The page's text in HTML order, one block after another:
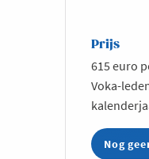
Prijs
615 euro
Voka-
Nog